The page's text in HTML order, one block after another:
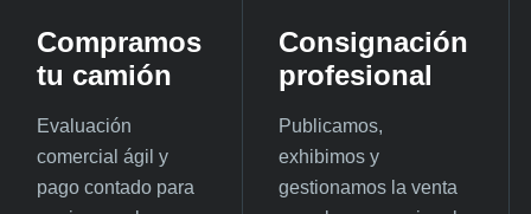
Compramos
tu camión
Evaluación
comercial ágil y
pago contado para
Consignación
profesional
Publicamos,
exhibimos y
gestionamos la venta